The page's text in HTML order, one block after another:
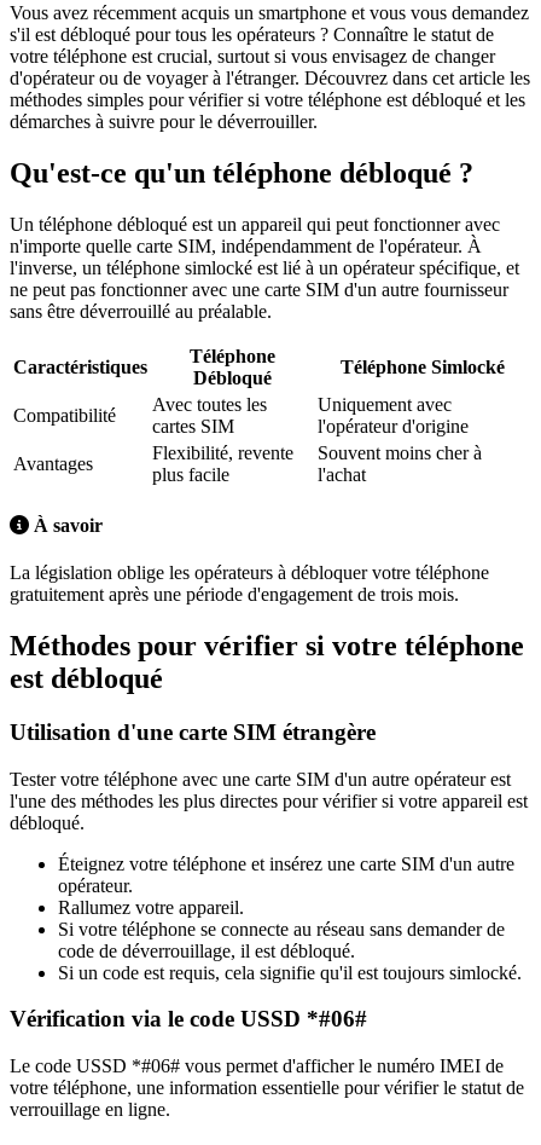
Vous avez récemment acquis un smartphone et vous vous demandez
s'il est débloqué pour tous les opérateurs ? Connaître le statut de
votre téléphone est crucial, surtout si vous envisagez de changer
d'opérateur ou de voyager à l'étranger. Découvrez dans cet article les
méthodes simples pour vérifier si votre téléphone est débloqué et les
démarches à suivre pour le déverrouiller.
Qu'est-ce qu'un téléphone débloqué ?
Un téléphone débloqué est un appareil qui peut fonctionner avec
n'importe quelle carte SIM, indépendamment de l'opérateur. À
l'inverse, un téléphone simlocké est lié à un opérateur spécifique, et
ne peut pas fonctionner avec une carte SIM d'un autre fournisseur
sans être déverrouillé au préalable.
Caractéristiques
Téléphone
Débloqué
Téléphone Simlocké
Compatibilité
Avec toutes les
cartes SIM
Uniquement avec
l'opérateur d'origine
Avantages
Flexibilité, revente
plus facile
Souvent moins cher à
l'achat
À savoir
La législation oblige les opérateurs à débloquer votre téléphone
gratuitement après une période d'engagement de trois mois.
Méthodes pour vérifier si votre téléphone
est débloqué
Utilisation d'une carte SIM étrangère
Tester votre téléphone avec une carte SIM d'un autre opérateur est
l'une des méthodes les plus directes pour vérifier si votre appareil est
débloqué.
Éteignez votre téléphone et insérez une carte SIM d'un autre
opérateur.
Rallumez votre appareil.
Si votre téléphone se connecte au réseau sans demander de
code de déverrouillage, il est débloqué.
Si un code est requis, cela signifie qu'il est toujours simlocké.
Vérification via le code USSD *#06#
Le code USSD *#06# vous permet d'afficher le numéro IMEI de
votre téléphone, une information essentielle pour vérifier le statut de
verrouillage en ligne.